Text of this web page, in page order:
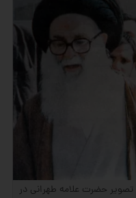
تصویر حضرت علامه طهرانی در